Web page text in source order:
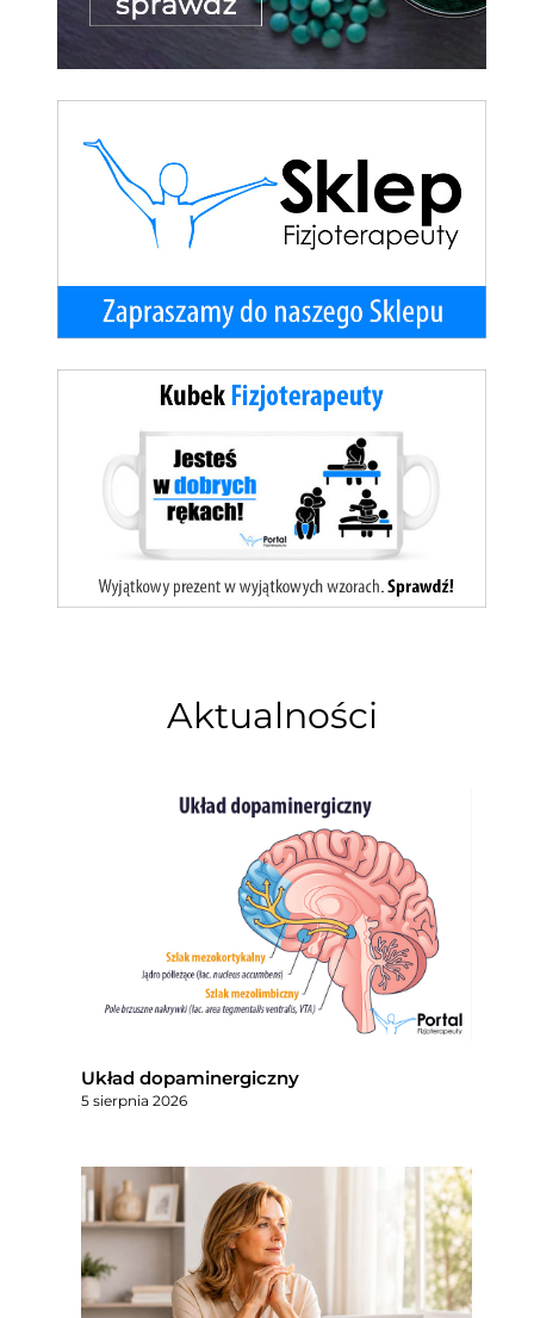
Aktualności
Układ dopaminergiczny
5 sierpnia 2026